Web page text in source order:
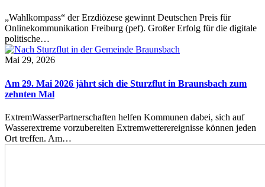
„Wahlkompass“ der Erzdiözese gewinnt Deutschen Preis für
Onlinekommunikation Freiburg (pef). Großer Erfolg für die digitale
politische…
Mai 29, 2026
Am 29. Mai 2026 jährt sich die Sturzflut in Braunsbach zum
zehnten Mal
ExtremWasserPartnerschaften helfen Kommunen dabei, sich auf
Wasserextreme vorzubereiten Extremwetterereignisse können jeden
Ort treffen. Am…